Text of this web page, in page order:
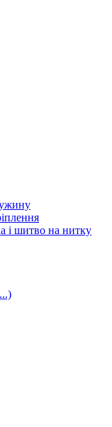
і шитво на нитку